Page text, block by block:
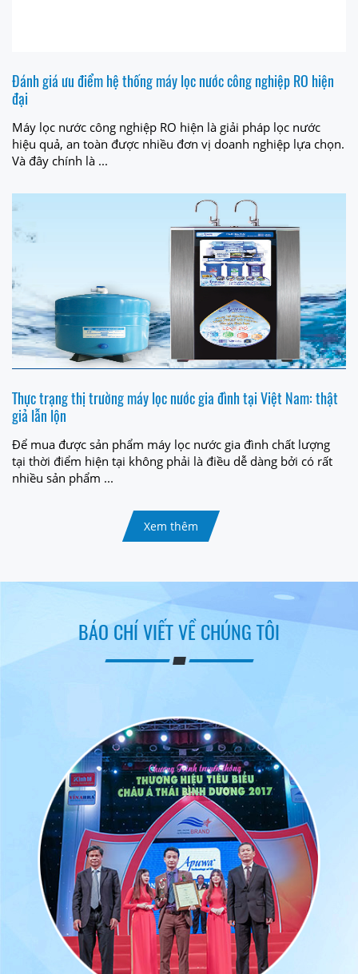
Đánh giá ưu điểm hệ thống máy lọc nước công nghiệp RO hiện
đại
Máy lọc nước công nghiệp RO hiện là giải pháp lọc nước
hiệu quả, an toàn được nhiều đơn vị doanh nghiệp lựa chọn.
Và đây chính là ...
Thực trạng thị trường máy lọc nước gia đình tại Việt Nam: thật
giả lẫn lộn
Để mua được sản phẩm máy lọc nước gia đình chất lượng
tại thời điểm hiện tại không phải là điều dễ dàng bởi có rất
nhiều sản phẩm ...
Xem thêm
BÁO CHÍ VIẾT VỀ CHÚNG TÔI